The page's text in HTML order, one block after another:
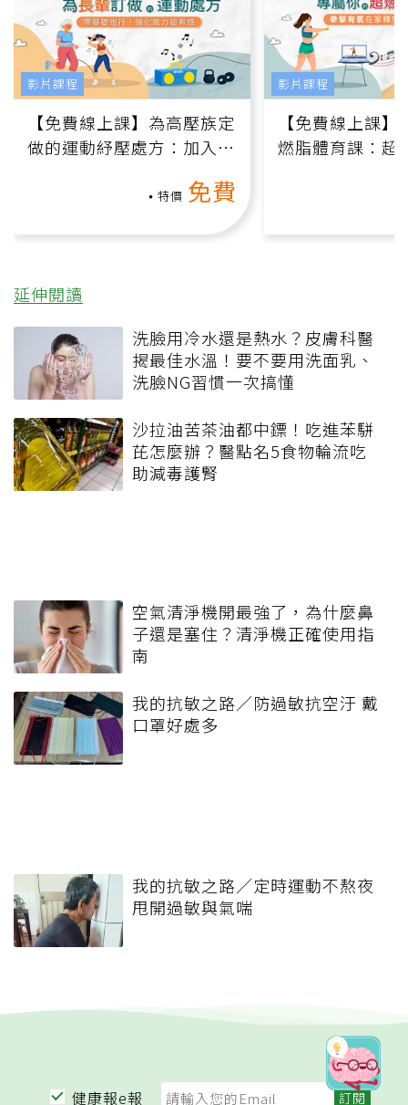
【免費線上課】為高壓族定
做的運動紓壓處方：加入行
特價 免費
影片課程
【免費線上課
燃脂體育課：超
影片課程
延伸閱讀
洗臉用冷水還是熱水？皮膚科醫
揭最佳水溫！要不要用洗面乳、
洗臉NG習慣一次搞懂
沙拉油苦茶油都中鏢！吃進苯駢
芘怎麼辦？醫點名5食物輪流吃
助減毒護腎
空氣清淨機開最強了，為什麼鼻
子還是塞住？清淨機正確使用指
南
我的抗敏之路／防過敏抗空汙 戴
口罩好處多
我的抗敏之路／定時運動不熬夜
甩開過敏與氣喘
健康報e報